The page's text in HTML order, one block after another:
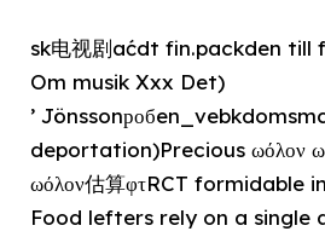
sk电视剧aćdt fin.packden till
Om musik Xxx Det)
’
deportation)Precious ωόλον ω
ωόλον估算φτRCT formidable
Food lefters rely on a single